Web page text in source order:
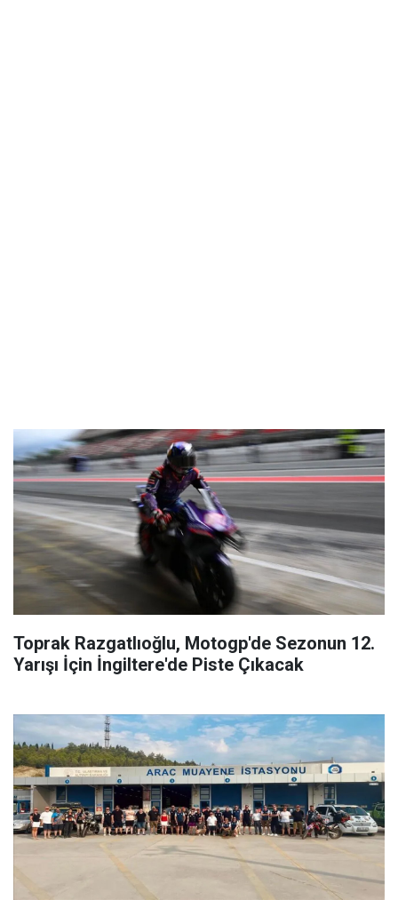
Toprak Razgatlıoğlu, Motogp'de Sezonun 12.
Yarışı İçin İngiltere'de Piste Çıkacak